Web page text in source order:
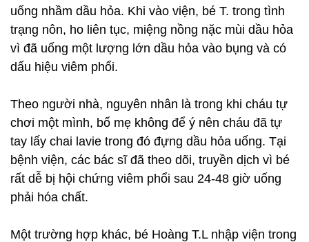
uống nhầm dầu hỏa. Khi vào viện, bé T. trong tình
trạng nôn, ho liên tục, miệng nồng nặc mùi dầu hỏa
vì đã uống một lượng lớn dầu hỏa vào bụng và có
dấu hiệu viêm phổi.
Theo người nhà, nguyên nhân là trong khi cháu tự
chơi một mình, bố mẹ không để ý nên cháu đã tự
tay lấy chai lavie trong đó đựng dầu hỏa uống. Tại
bệnh viện, các bác sĩ đã theo dõi, truyền dịch vì bé
rất dễ bị hội chứng viêm phổi sau 24-48 giờ uống
phải hóa chất.
Một trường hợp khác, bé Hoàng T.L nhập viện trong